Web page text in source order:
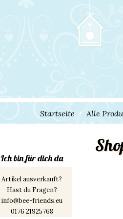
Startseite Alle
Ich bin für dich da
Artikel ausverkauft?
Hast du Fragen?
info@bee-friends.eu
0176 21925768